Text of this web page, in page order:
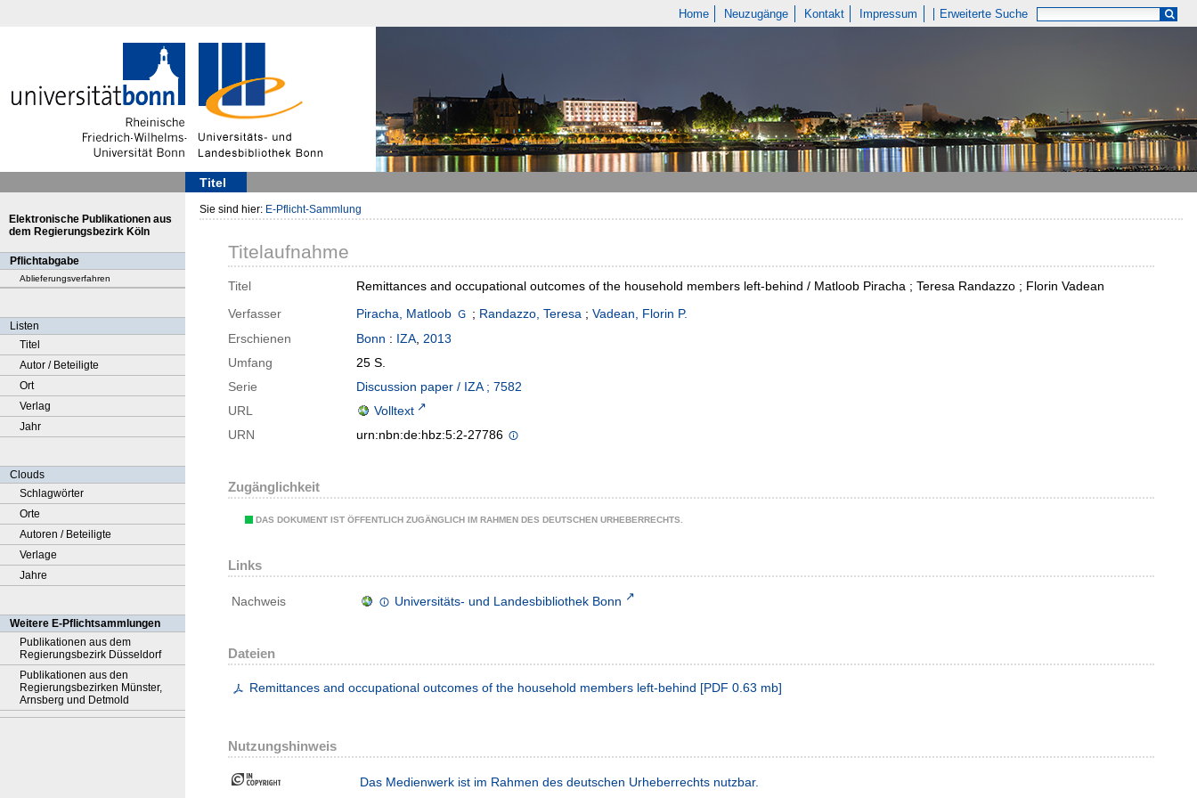
Home Neuzugänge Kontakt Impressum Erweiterte Suche
Titel
Elektronische Publikationen aus
dem Regierungsbezirk Köln
Pflichtabgabe
Ablieferungsverfahren
Listen
Titel
Autor / Beteiligte
Ort
Verlag
Jahr
Clouds
Schlagwörter
Orte
Autoren / Beteiligte
Verlage
Jahre
Weitere E-Pflichtsammlungen
Publikationen aus dem
Regierungsbezirk Düsseldorf
Publikationen aus den
Regierungsbezirken Münster,
Arnsberg und Detmold
Sie sind hier: E-Pflicht-Sammlung
Titelaufnahme
Titel
Remittances and occupational outcomes of the household members left-behind / Matloob Piracha ; Teresa Randazzo ; Florin Vadean
Verfasser
Piracha, Matloob ; Randazzo, Teresa ; Vadean, Florin P.
Erschienen
Bonn : IZA, 2013
Umfang
25 S.
Serie
Discussion paper / IZA ; 7582
URL
Volltext
URN
urn:nbn:de:hbz:5:2-27786
Zugänglichkeit
DAS DOKUMENT IST ÖFFENTLICH ZUGÄNGLICH IM RAHMEN DES DEUTSCHEN URHEBERRECHTS.
Links
Nachweis Universitäts- und Landesbibliothek Bonn
Dateien
Remittances and occupational outcomes of the household members left-behind [PDF 0.63 mb]
Nutzungshinweis
Das Medienwerk ist im Rahmen des deutschen Urheberrechts nutzbar.